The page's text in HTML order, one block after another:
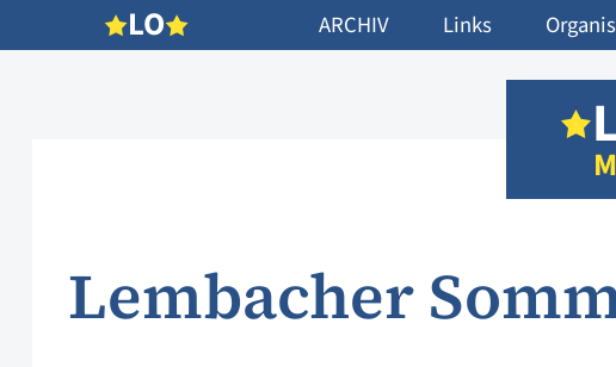
LO ARCHIV Links
Lembacher